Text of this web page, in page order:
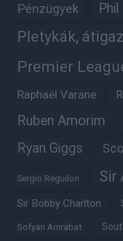
Pénzügyek
Pletykák,
Premier
Raphaël Varane
Ruben Amorim
Ryan Giggs
Sergio Reguilon Sir
Sir Bobby Charlton
Sofyan Amrabat